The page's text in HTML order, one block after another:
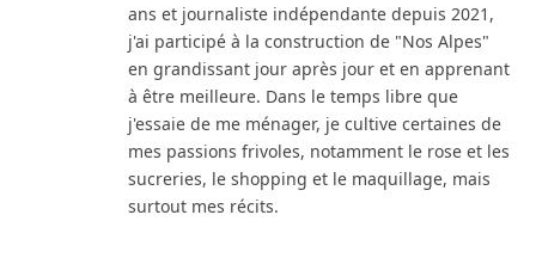
ans et journaliste indépendante depuis 2021,
j'ai participé à la construction de "Nos Alpes"
en grandissant jour après jour et en apprenant
à être meilleure. Dans le temps libre que
j'essaie de me ménager, je cultive certaines de
mes passions frivoles, notamment le rose et les
sucreries, le shopping et le maquillage, mais
surtout mes récits.